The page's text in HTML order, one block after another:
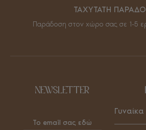
ΤΑΧΥΤΑΤΗ
Παράδοση στον χώρο σας σε 1-5
NEWSLETTER
Γυναίκα